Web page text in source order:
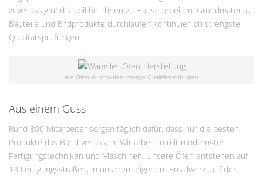
zuverlässig und stabil bei Ihnen zu Hause arbeiten. Grundmaterial,
Bauteile und Endprodukte durchlaufen kontinuierlich strengste
Qualitätsprüfungen.
Alle Öfen durchlaufen strenge Qualitätsprüfungen
Aus einem Guss
Rund 800 Mitarbeiter sorgen täglich dafür, dass nur die besten
Produkte das Band verlassen. Wir arbeiten mit modernsten
Fertigungstechniken und Maschinen. Unsere Öfen entstehen auf
13 Fertigungsstraßen, in unserem eigenem Emailwerk, auf der